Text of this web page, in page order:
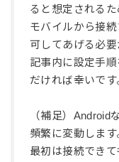
ると想定されるた
モバイルから接
可してあげる必要
記事内に設定手
だければ幸いです
（補足）Android
頻繁に変動します
最初は接続でき